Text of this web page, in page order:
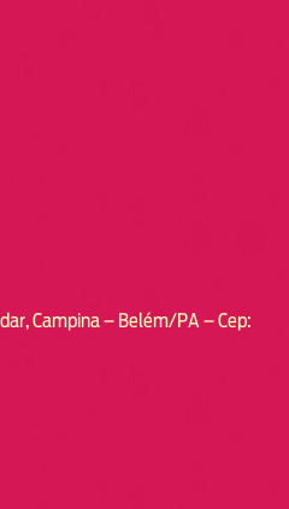
Campina – Belém/PA – Cep: